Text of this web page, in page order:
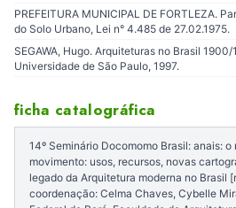
PREFEITURA MUNICIPAL DE FORTLEZA.
do Solo Urbano, Lei n° 4.485 de 27.02.1975.
SEGAWA, Hugo. Arquiteturas no Brasil
Universidade de São Paulo, 1997.
ficha catalográfica
14º Seminário Docomomo Brasil: anais: o
movimento: usos, recursos, novas
legado da Arquitetura moderna no Brasil
coordenação: Celma Chaves, Cybelle